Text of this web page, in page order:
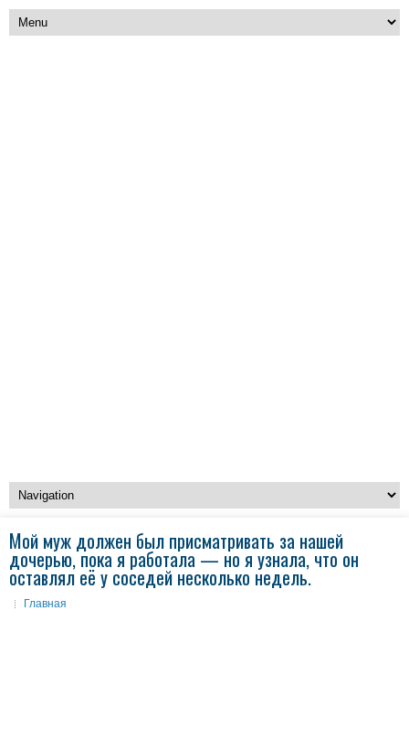
Мой муж должен был присматривать за нашей
дочерью, пока я работала — но я узнала, что он
оставлял её у соседей несколько недель.
Главная